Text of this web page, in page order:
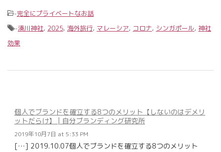
-完全にプライベートなお話
-湊川神社, 2025, 海外旅行, マレーシア, コロナ, シンガポール, 神社
効果
個人でブランドを確立する8つのメリット【しないのはデメリ
ットだらけ】 | 自分ブランディング研究所
2019年10月7日 at 5:33 PM
[…] 2019.10.07個人でブランドを確立する8つのメリット